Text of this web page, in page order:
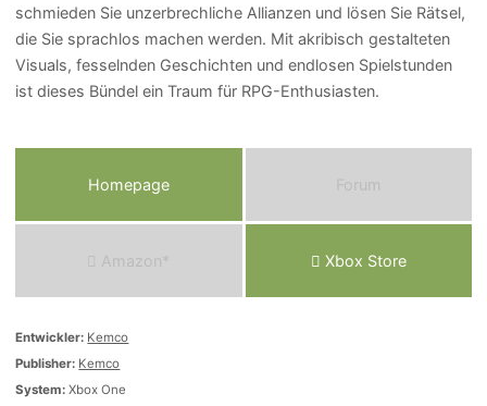
schmieden Sie unzerbrechliche Allianzen und lösen Sie Rätsel,
die Sie sprachlos machen werden. Mit akribisch gestalteten
Visuals, fesselnden Geschichten und endlosen Spielstunden
ist dieses Bündel ein Traum für RPG-Enthusiasten.
Homepage Forum
Amazon* Xbox Store
Entwickler: Kemco
Publisher: Kemco
System: Xbox One